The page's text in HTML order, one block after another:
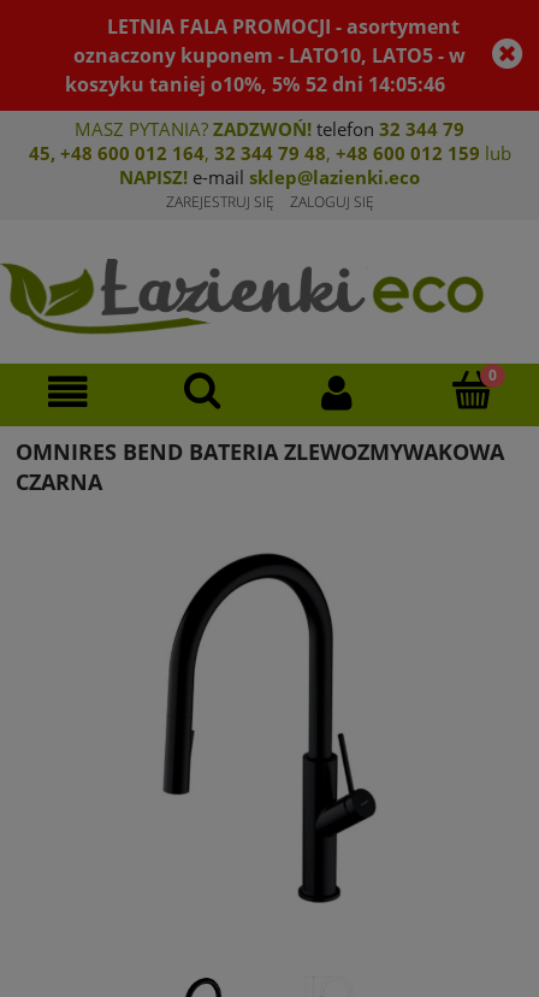
LETNIA FALA PROMOCJI - asortyment
oznaczony kuponem - LATO10, LATO5 - w
koszyku taniej o10%, 5% 52dni 14:05:46
MASZ PYTANIA? ZADZWOŃ! telefon 32 344 79
45, +48 600 012 164, 32 344 79 48, +48 600 012 159 lub
NAPISZ! e-mail sklep@lazienki.eco
ZAREJESTRUJ SIĘ ZALOGUJ SIĘ
OMNIRES BEND BATERIA ZLEWOZMYWAKOWA
CZARNA